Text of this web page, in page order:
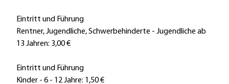
Eintritt und Führung
Rentner, Jugendliche, Schwerbehinderte - Jugendliche ab
13 Jahren: 3,00 €
Eintritt und Führung
Kinder - 6 - 12 Jahre: 1,50 €